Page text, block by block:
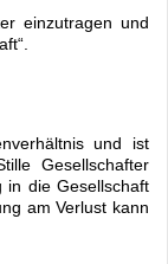
einzutragen und
und ist
Gesellschafter
in die Gesellschaft
am Verlust kann